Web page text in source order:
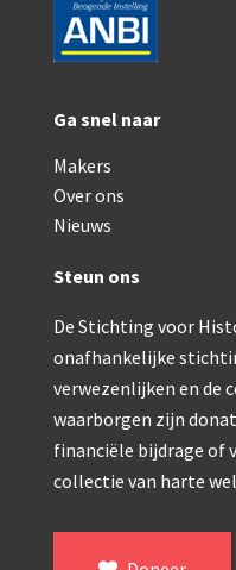
Ga snel naar
Makers
Over ons
Nieuws
Steun ons
De Stichting voor
onafhankelijke
verwezenlijken en de
waarborgen zijn
financiële bijdrage of
collectie van harte